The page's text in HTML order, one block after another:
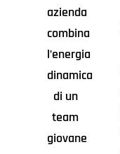
azienda
combina
l’energia
dinamica
di un
team
giovane